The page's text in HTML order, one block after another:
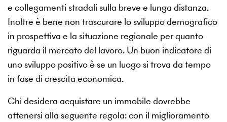
e collegamenti stradali sulla breve e lunga distanza.
Inoltre è bene non trascurare lo sviluppo demografico
in prospettiva e la situazione regionale per quanto
riguarda il mercato del lavoro. Un buon indicatore di
uno sviluppo positivo è se un luogo si trova da tempo
in fase di crescita economica.
Chi desidera acquistare un immobile dovrebbe
attenersi alla seguente regola: con il miglioramento